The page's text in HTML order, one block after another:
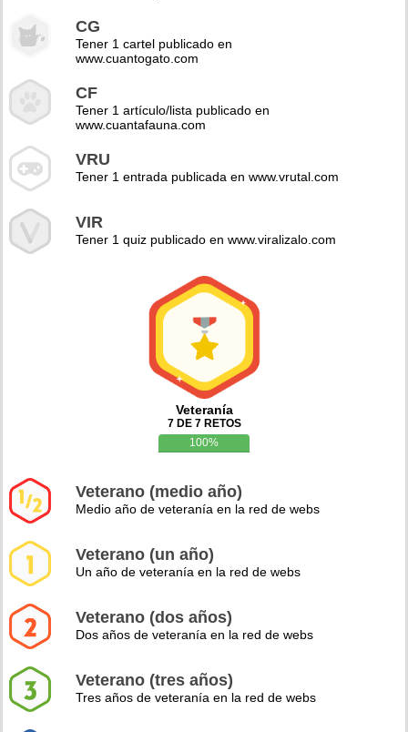
CG
Tener 1 cartel publicado en
www.cuantogato.com
CF
Tener 1 artículo/lista publicado en
www.cuantafauna.com
VRU
Tener 1 entrada publicada en www.vrutal.com
VIR
Tener 1 quiz publicado en www.viralizalo.com
Veteranía
7 DE 7 RETOS
100%
Veterano (medio año)
Medio año de veteranía en la red de webs
Veterano (un año)
Un año de veteranía en la red de webs
Veterano (dos años)
Dos años de veteranía en la red de webs
Veterano (tres años)
Tres años de veteranía en la red de webs